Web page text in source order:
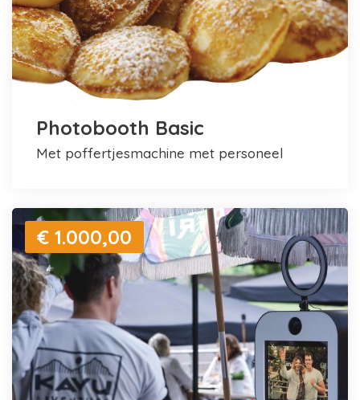
Photobooth Basic
met poffertjesmachine met personeel
€ 1.000,00